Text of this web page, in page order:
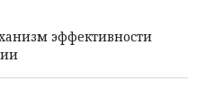
эффективности